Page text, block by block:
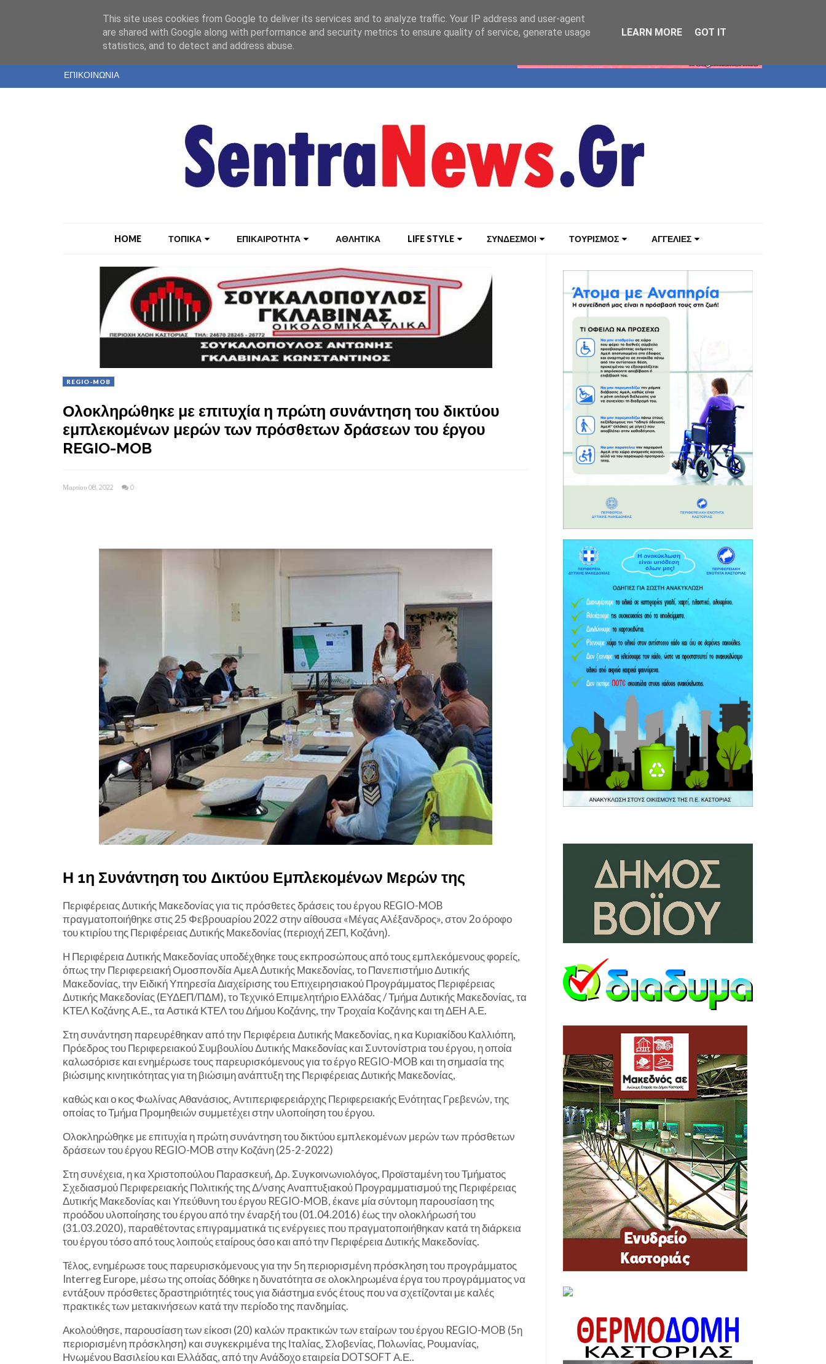
ΤΑΥΤΟΤΗΤΑ
ΕΝΤΥΠΗ ΕΚΔΟΣΗ
ΕΠΙΚΟΙΝΩΝΙΑ
HOME ΤΟΠΙΚΑ ΕΠΙΚΑΙΡΟΤΗΤΑ ΑΘΛΗΤΙΚΑ LIFE STYLE ΣΥΝΔΕΣΜΟΙ ΤΟΥΡΙΣΜΟΣ ΑΓΓΕΛΙΕΣ
REGIO-MOB
Ολοκληρώθηκε με επιτυχία η πρώτη συνάντηση του δικτύου
εμπλεκομένων μερών των πρόσθετων δράσεων του έργου
REGIO-MOB
Μαρτίου 08, 2022 0
Η 1η Συνάντηση του Δικτύου Εμπλεκομένων Μερών της
Περιφέρειας Δυτικής Μακεδονίας για τις πρόσθετες δράσεις του έργου REGIO-MOB
πραγματοποιήθηκε στις 25 Φεβρουαρίου 2022 στην αίθουσα «Μέγας Αλέξανδρος», στον 2ο όροφο
του κτιρίου της Περιφέρειας Δυτικής Μακεδονίας (περιοχή ΖΕΠ, Κοζάνη).
Η Περιφέρεια Δυτικής Μακεδονίας υποδέχθηκε τους εκπροσώπους από τους εμπλεκόμενους φορείς,
όπως την Περιφερειακή Ομοσπονδία ΑμεΑ Δυτικής Μακεδονίας, το Πανεπιστήμιο Δυτικής
Μακεδονίας, την Ειδική Υπηρεσία Διαχείρισης του Επιχειρησιακού Προγράμματος Περιφέρειας
Δυτικής Μακεδονίας (ΕΥΔΕΠ/ΠΔΜ), το Τεχνικό Επιμελητήριο Ελλάδας / Τμήμα Δυτικής Μακεδονίας, τα
ΚΤΕΛ Κοζάνης Α.Ε., τα Αστικά ΚΤΕΛ του Δήμου Κοζάνης, την Τροχαία Κοζάνης και τη ΔΕΗ Α.Ε.
Στη συνάντηση παρευρέθηκαν από την Περιφέρεια Δυτικής Μακεδονίας, η κα Κυριακίδου Καλλιόπη,
Πρόεδρος του Περιφερειακού Συμβουλίου Δυτικής Μακεδονίας και Συντονίστρια του έργου, η οποία
καλωσόρισε και ενημέρωσε τους παρευρισκόμενους για το έργο REGIO-MOB και τη σημασία της
βιώσιμης κινητικότητας για τη βιώσιμη ανάπτυξη της Περιφέρειας Δυτικής Μακεδονίας,
καθώς και ο κος Φωλίνας Αθανάσιος, Αντιπεριφερειάρχης Περιφερειακής Ενότητας Γρεβενών, της
οποίας το Τμήμα Προμηθειών συμμετέχει στην υλοποίηση του έργου.
Ολοκληρώθηκε με επιτυχία η πρώτη συνάντηση του δικτύου εμπλεκομένων μερών των πρόσθετων
δράσεων του έργου REGIO-MOB στην Κοζάνη (25-2-2022)
Στη συνέχεια, η κα Χριστοπούλου Παρασκευή, Δρ. Συγκοινωνιολόγος, Προϊσταμένη του Τμήματος
Σχεδιασμού Περιφερειακής Πολιτικής της Δ/νσης Αναπτυξιακού Προγραμματισμού της Περιφέρειας
Δυτικής Μακεδονίας και Υπεύθυνη του έργου REGIO-MOB, έκανε μία σύντομη παρουσίαση της
προόδου υλοποίησης του έργου από την έναρξή του (01.04.2016) έως την ολοκλήρωσή του
(31.03.2020), παραθέτοντας επιγραμματικά τις ενέργειες που πραγματοποιήθηκαν κατά τη διάρκεια
του έργου τόσο από τους λοιπούς εταίρους όσο και από την Περιφέρεια Δυτικής Μακεδονίας.
Τέλος, ενημέρωσε τους παρευρισκόμενους για την 5η περιορισμένη πρόσκληση του προγράμματος
Interreg Europe, μέσω της οποίας δόθηκε η δυνατότητα σε ολοκληρωμένα έργα του προγράμματος να
εντάξουν πρόσθετες δραστηριότητές τους για διάστημα ενός έτους που να σχετίζονται με καλές
πρακτικές των μετακινήσεων κατά την περίοδο της πανδημίας.
Ακολούθησε, παρουσίαση των είκοσι (20) καλών πρακτικών των εταίρων του έργου REGIO-MOB (5η
περιορισμένη πρόσκληση) και συγκεκριμένα της Ιταλίας, Σλοβενίας, Πολωνίας, Ρουμανίας,
Ηνωμένου Βασιλείου και Ελλάδας, από την Ανάδοχο εταιρεία DOTSOFT Α.Ε..
This site uses cookies from Google to deliver its services and to analyze traffic. Your IP address and user-agent
are shared with Google along with performance and security metrics to ensure quality of service, generate usage
statistics, and to detect and address abuse.
LEARN MORE GOT IT